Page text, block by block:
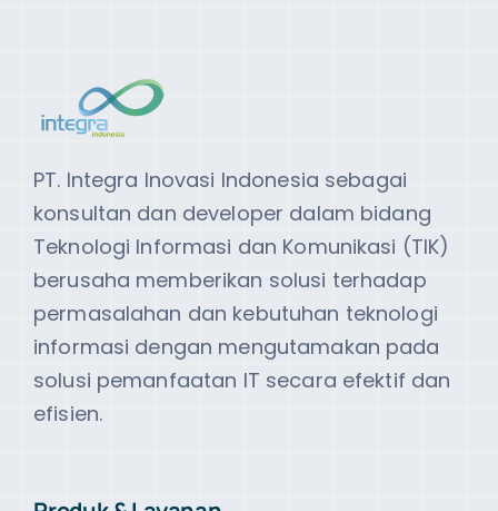
PT. Integra Inovasi Indonesia sebagai
konsultan dan developer dalam bidang
Teknologi Informasi dan Komunikasi (TIK)
berusaha memberikan solusi terhadap
permasalahan dan kebutuhan teknologi
informasi dengan mengutamakan pada
solusi pemanfaatan IT secara efektif dan
efisien.